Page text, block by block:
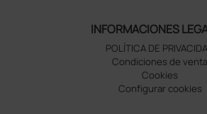
INFORMACIONES
POLÍTICA DE
Condiciones de venta
Cookies
Configurar cookies